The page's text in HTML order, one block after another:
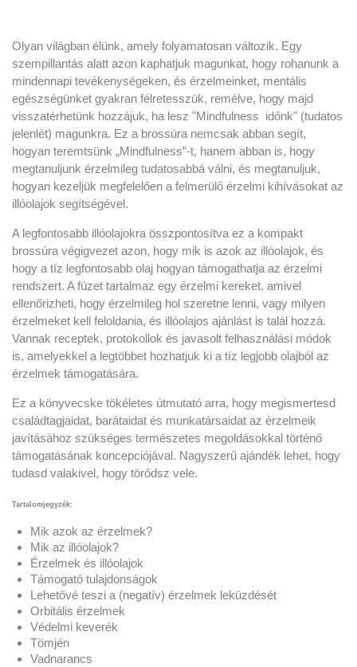
Olyan világban élünk, amely folyamatosan változik. Egy
szempillantás alatt azon kaphatjuk magunkat, hogy rohanunk a
mindennapi tevékenységeken, és érzelmeinket, mentális
egészségünket gyakran félretesszük, remélve, hogy majd
visszatérhetünk hozzájuk, ha lesz "Mindfulness időnk" (tudatos
jelenlét) magunkra. Ez a brossúra nemcsak abban segít,
hogyan teremtsünk „Mindfulness”-t, hanem abban is, hogy
megtanuljunk érzelmileg tudatosabbá válni, és megtanuljuk,
hogyan kezeljük megfelelően a felmerülő érzelmi kihívásokat az
illóolajok segítségével.
A legfontosabb illóolajokra összpontosítva ez a kompakt
brossúra végigvezet azon, hogy mik is azok az illóolajok, és
hogy a tíz legfontosabb olaj hogyan támogathatja az érzelmi
rendszert. A füzet tartalmaz egy érzelmi kereket, amivel
ellenőrizheti, hogy érzelmileg hol szeretne lenni, vagy milyen
érzelmeket kell feloldania, és illóolajos ajánlást is talál hozzá.
Vannak receptek, protokollok és javasolt felhasználási módok
is, amelyekkel a legtöbbet hozhatjuk ki a tíz legjobb olajból az
érzelmek támogatására.
Ez a könyvecske tökéletes útmutató arra, hogy megismertesd
családtagjaidat, barátaidat és munkatársaidat az érzelmeik
javításához szükséges természetes megoldásokkal történő
támogatásának koncepciójával. Nagyszerű ajándék lehet, hogy
tudasd valakivel, hogy törődsz vele.
Tartalomjegyzék:
Mik azok az érzelmek?
Mik az illóolajok?
Érzelmek és illóolajok
Támogató tulajdonságok
Lehetővé teszi a (negatív) érzelmek leküzdését
Orbitális érzelmek
Védelmi keverék
Tömjén
Vadnarancs